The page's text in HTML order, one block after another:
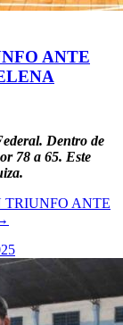
ANTE
Dentro de
78 a 65. Este
TRIUNFO ANTE